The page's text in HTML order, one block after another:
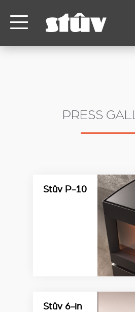
PRESS
Stûv P-10
Stûv 6-in